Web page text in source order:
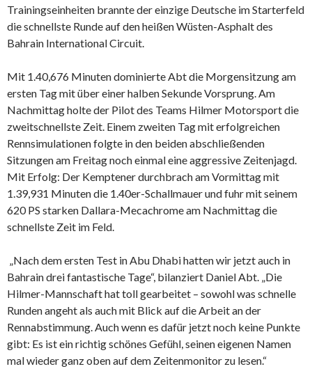
Trainingseinheiten brannte der einzige Deutsche im Starterfeld
die schnellste Runde auf den heißen Wüsten-Asphalt des
Bahrain International Circuit.
Mit 1.40,676 Minuten dominierte Abt die Morgensitzung am
ersten Tag mit über einer halben Sekunde Vorsprung. Am
Nachmittag holte der Pilot des Teams Hilmer Motorsport die
zweitschnellste Zeit. Einem zweiten Tag mit erfolgreichen
Rennsimulationen folgte in den beiden abschließenden
Sitzungen am Freitag noch einmal eine aggressive Zeitenjagd.
Mit Erfolg: Der Kemptener durchbrach am Vormittag mit
1.39,931 Minuten die 1.40er-Schallmauer und fuhr mit seinem
620 PS starken Dallara-Mecachrome am Nachmittag die
schnellste Zeit im Feld.
„Nach dem ersten Test in Abu Dhabi hatten wir jetzt auch in
Bahrain drei fantastische Tage“, bilanziert Daniel Abt. „Die
Hilmer-Mannschaft hat toll gearbeitet – sowohl was schnelle
Runden angeht als auch mit Blick auf die Arbeit an der
Rennabstimmung. Auch wenn es dafür jetzt noch keine Punkte
gibt: Es ist ein richtig schönes Gefühl, seinen eigenen Namen
mal wieder ganz oben auf dem Zeitenmonitor zu lesen.“